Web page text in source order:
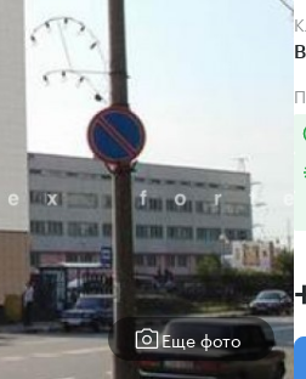
Еще фото
B